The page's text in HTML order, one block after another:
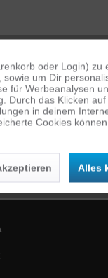
genommen.
oder Login) zu
um Dir
für Werbeanalysen
Durch das Klicken
in deinem
Cookies
Alles